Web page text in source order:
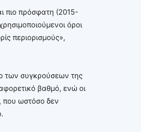
πιο πρόσφατη (2015-
όροι
περιορισμούς»,
των συγκρούσεων της
βαθμό, ενώ οι
που ωστόσο δεν